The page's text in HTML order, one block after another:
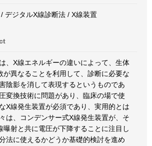
デジタルX線診断法 / X線装置
、X線エネルギーの違いによって、生体
が異なることを利用して、診断に必要な
陰影を消して表現するというものであ
変換技術に問題があり、臨床の場で使
X線発生装置が必須であり、実用的とは
は、コンデンサー式X線発生装置が、そ
曝射と共に電圧が下降することに注目し
法に使えるかどうか基礎的検討を進め